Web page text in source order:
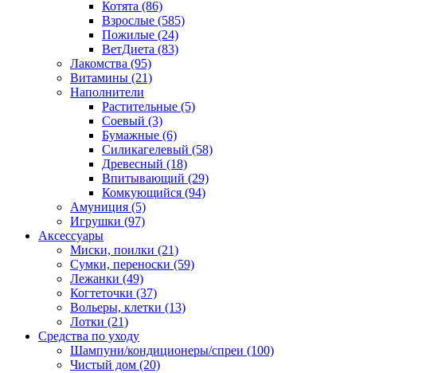
Котята (86)
Взрослые (585)
Пожилые (24)
ВетДиета (83)
Лакомства (95)
Витамины (21)
Наполнители
Растительные (5)
Соевый (3)
Бумажные (6)
Силикагелевый (58)
Древесный (18)
Впитывающий (29)
Комкующийся (94)
Амуниция (5)
Игрушки (97)
Аксессуары
Миски, поилки (21)
Сумки, переноски (59)
Лежанки (49)
Когтеточки (37)
Вольеры, клетки (13)
Лотки (21)
Средства по уходу
Шампуни/кондиционеры/спреи (100)
Чистый дом (20)